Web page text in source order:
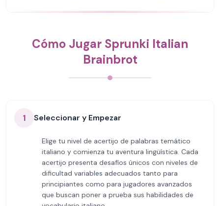
Cómo Jugar Sprunki Italian
Brainbrot
1 Seleccionar y Empezar
Elige tu nivel de acertijo de palabras temático
italiano y comienza tu aventura lingüística. Cada
acertijo presenta desafíos únicos con niveles de
dificultad variables adecuados tanto para
principiantes como para jugadores avanzados
que buscan poner a prueba sus habilidades de